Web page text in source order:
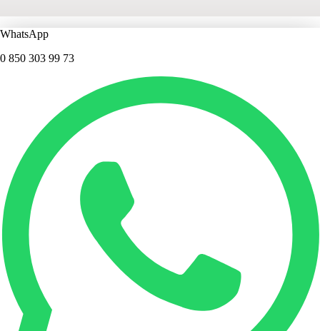
WhatsApp
0 850 303 99 73